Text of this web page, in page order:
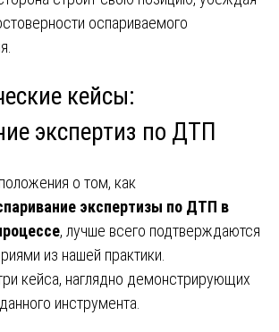
оспариваемого
кейсы:
экспертиз по ДТП
о том, как
экспертизы по ДТП в
, лучше всего подтверждаются
из нашей практики.
кейса, наглядно демонстрирующих
инструмента.